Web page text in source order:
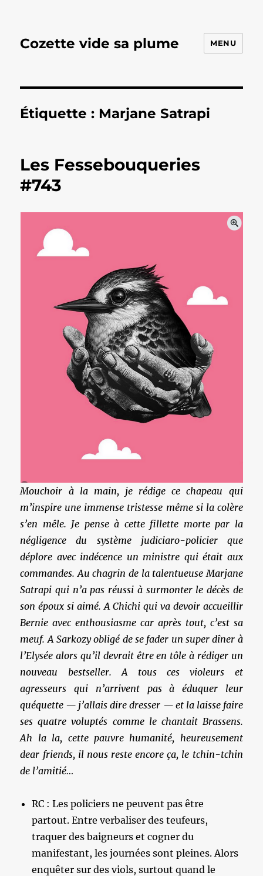
Cozette vide sa plume MENU
Étiquette : Marjane Satrapi
Les Fessebouqueries
#743
Mouchoir à la main, je rédige ce chapeau qui
m’inspire une immense tristesse même si la colère
s’en mêle. Je pense à cette fillette morte par la
négligence du système judiciaro-policier que
déplore avec indécence un ministre qui était aux
commandes. Au chagrin de la talentueuse Marjane
Satrapi qui n’a pas réussi à surmonter le décès de
son époux si aimé. A Chichi qui va devoir accueillir
Bernie avec enthousiasme car après tout, c’est sa
meuf. A Sarkozy obligé de se fader un super dîner à
l’Elysée alors qu’il devrait être en tôle à rédiger un
nouveau bestseller. A tous ces violeurs et
agresseurs qui n’arrivent pas à éduquer leur
quéquette — j’allais dire dresser — et la laisse faire
ses quatre voluptés comme le chantait Brassens.
Ah la la, cette pauvre humanité, heureusement
dear friends, il nous reste encore ça, le tchin-tchin
de l’amitié…
RC : Les policiers ne peuvent pas être
partout. Entre verbaliser des teufeurs,
traquer des baigneurs et cogner du
manifestant, les journées sont pleines. Alors
enquêter sur des viols, surtout quand le